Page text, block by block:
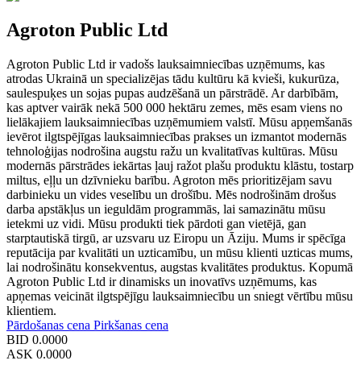
Agroton Public Ltd
Agroton Public Ltd ir vadošs lauksaimniecības uzņēmums, kas
atrodas Ukrainā un specializējas tādu kultūru kā kvieši, kukurūza,
saulespuķes un sojas pupas audzēšanā un pārstrādē. Ar darbībām,
kas aptver vairāk nekā 500 000 hektāru zemes, mēs esam viens no
lielākajiem lauksaimniecības uzņēmumiem valstī. Mūsu apņemšanās
ievērot ilgtspējīgas lauksaimniecības prakses un izmantot modernās
tehnoloģijas nodrošina augstu ražu un kvalitatīvas kultūras. Mūsu
modernās pārstrādes iekārtas ļauj ražot plašu produktu klāstu, tostarp
miltus, eļļu un dzīvnieku barību. Agroton mēs prioritizējam savu
darbinieku un vides veselību un drošību. Mēs nodrošinām drošus
darba apstākļus un ieguldām programmās, lai samazinātu mūsu
ietekmi uz vidi. Mūsu produkti tiek pārdoti gan vietējā, gan
starptautiskā tirgū, ar uzsvaru uz Eiropu un Āziju. Mums ir spēcīga
reputācija par kvalitāti un uzticamību, un mūsu klienti uzticas mums,
lai nodrošinātu konsekventus, augstas kvalitātes produktus. Kopumā
Agroton Public Ltd ir dinamisks un inovatīvs uzņēmums, kas
apņemas veicināt ilgtspējīgu lauksaimniecību un sniegt vērtību mūsu
klientiem.
Pārdošanas cena Pirkšanas cena
BID 0.0000
ASK 0.0000